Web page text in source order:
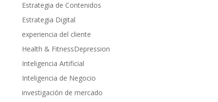
Estrategia de Contenidos
Estrategia Digital
experiencia del cliente
Health & FitnessDepression
Inteligencia Artificial
Inteligencia de Negocio
investigación de mercado